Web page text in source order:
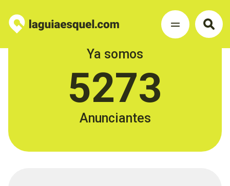
Ya somos
5273
Anunciantes